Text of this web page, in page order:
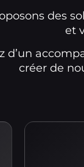
des
et
d’un
créer de